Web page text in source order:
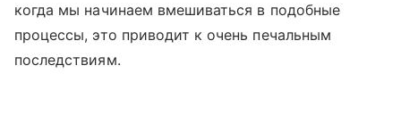
когда мы начинаем вмешиваться в подобные
процессы, это приводит к очень печальным
последствиям.